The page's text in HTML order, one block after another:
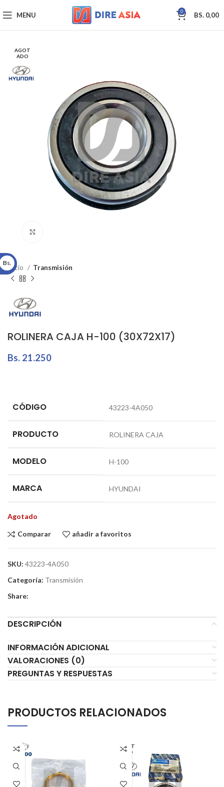
MENU 0 BS. 0,00
AGOT
ADO
Inicio Transmisión
ROLINERA CAJA H-100 (30X72X17)
Bs. 21.250
CÓDIGO 43223-4A050
PRODUCTO ROLINERA CAJA
MODELO H-100
MARCA HYUNDAI
Agotado
Comparar añadir a favoritos
SKU: 43223-4A050
Categoría: Transmisión
Share:
DESCRIPCIÓN
INFORMACIÓN ADICIONAL
VALORACIONES (0)
PREGUNTAS Y RESPUESTAS
PRODUCTOS RELACIONADOS
AGOT
ADO
Bs.